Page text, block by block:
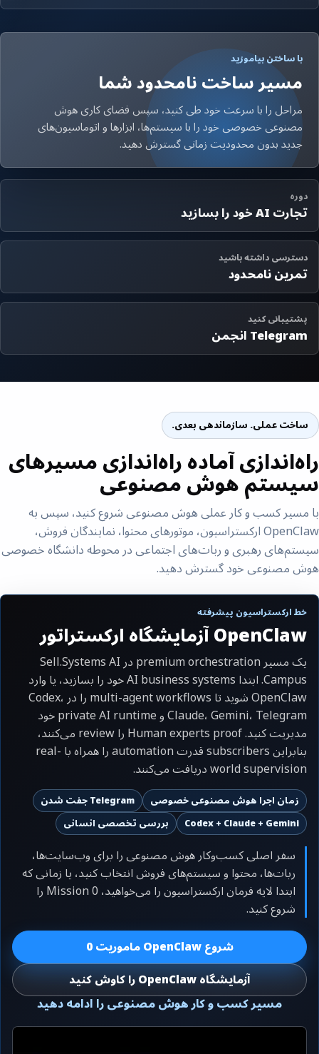
با ساختن بیاموزید
مسیر ساخت نامحدود شما
مراحل را با سرعت خود طی کنید، سپس فضای کاری هوش
مصنوعی خصوصی خود را با سیستم‌ها، ابزارها و اتوماسیون‌های
جدید بدون محدودیت زمانی گسترش دهید.
دوره
تجارت AI خود را بسازید
دسترسی داشته باشید
تمرین نامحدود
پشتیبانی کنید
Telegram انجمن
ساخت عملی. سازماندهی بعدی.
راه‌اندازی آماده راه‌اندازی مسیرهای
سیستم هوش مصنوعی
با مسیر کسب و کار عملی هوش مصنوعی شروع کنید، سپس به
OpenClaw ارکستراسیون، موتورهای محتوا، نمایندگان فروش،
سیستم‌های رهبری و ربات‌های اجتماعی در محوطه دانشگاه خصوصی
هوش مصنوعی خود گسترش دهید.
خط ارکستراسیون پیشرفته
OpenClaw آزمایشگاه ارکستراتور
یک مسیر premium orchestration در Sell.Systems AI
Campus. ابتدا AI business systems خود را بسازید، یا وارد
OpenClaw شوید تا multi-agent workflows را در Codex،
Claude، Gemini، Telegram و private AI runtime خود
مدیریت کنید. Human experts proof را review می‌کنند،
بنابراین subscribers قدرت automation را همراه با real-
world supervision دریافت می‌کنند.
زمان اجرا هوش مصنوعی خصوصی
Telegram جفت شدن
Codex + Claude + Gemini
بررسی تخصصی انسانی
سفر اصلی کسب‌وکار هوش مصنوعی را برای وب‌سایت‌ها،
ربات‌ها، محتوا و سیستم‌های فروش انتخاب کنید، یا زمانی که
ابتدا لایه فرمان ارکستراسیون را می‌خواهید، Mission 0 را
شروع کنید.
شروع OpenClaw ماموریت 0
آزمایشگاه OpenClaw را کاوش کنید
مسیر کسب و کار هوش مصنوعی را ادامه دهید